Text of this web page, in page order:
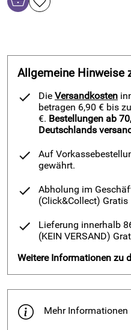
Allgemeine Hinweise
Die Versandkosten
betragen 6,90 € bis
€. Bestellungen ab
Deutschlands
Auf
gewährt.
Abholung im
(Click&Collect) Gratis
Lieferung innerhalb
(KEIN VERSAND)
Weitere Informationen zu
Mehr Informationen